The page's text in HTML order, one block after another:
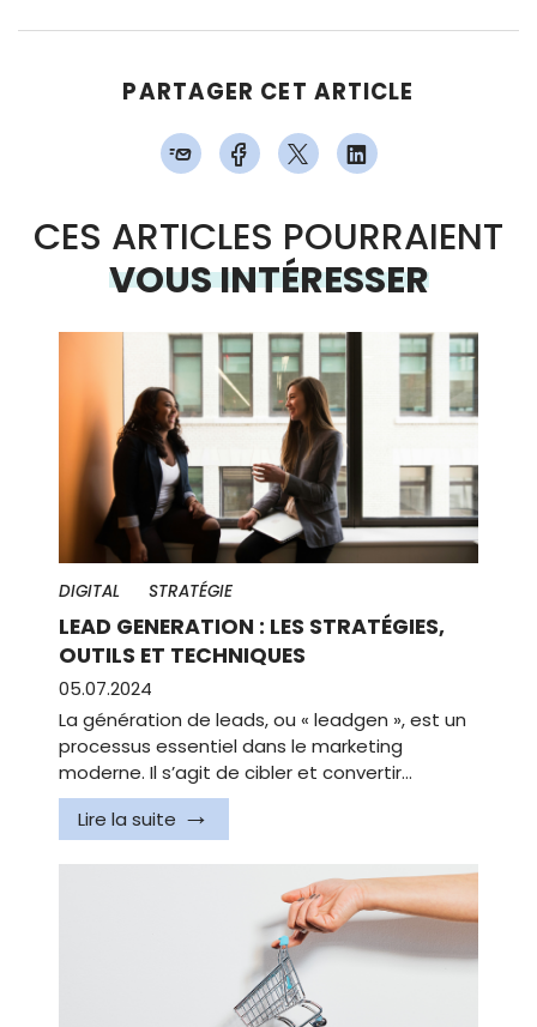
PARTAGER CET ARTICLE
CES ARTICLES POURRAIENT
VOUS INTÉRESSER
DIGITAL STRATÉGIE
LEAD GENERATION : LES STRATÉGIES,
OUTILS ET TECHNIQUES
05.07.2024
La génération de leads, ou « leadgen », est un
processus essentiel dans le marketing
moderne. Il s’agit de cibler et convertir…
Lire la suite